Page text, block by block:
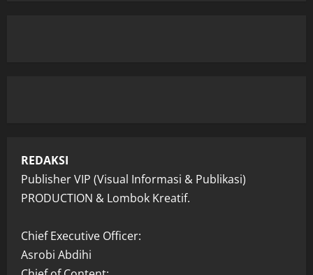
REDAKSI
Publisher VIP (Visual Informasi & Publikasi)
PRODUCTION & Lombok Kreatif.
Chief Executive Officer:
Asrobi Abdihi